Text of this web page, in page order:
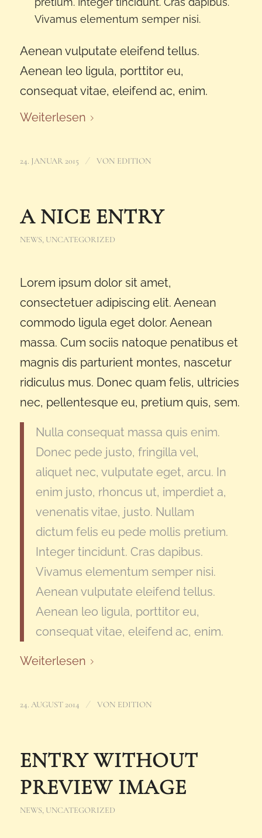
Vivamus elementum semper nisi.
Aenean vulputate eleifend tellus.
Aenean leo ligula, porttitor eu,
consequat vitae, eleifend ac, enim.
Weiterlesen
24. JANUAR 2015 / VON EDITION
A NICE ENTRY
NEWS, UNCATEGORIZED
Lorem ipsum dolor sit amet,
consectetuer adipiscing elit. Aenean
commodo ligula eget dolor. Aenean
massa. Cum sociis natoque penatibus et
magnis dis parturient montes, nascetur
ridiculus mus. Donec quam felis, ultricies
nec, pellentesque eu, pretium quis, sem.
Nulla consequat massa quis enim.
Donec pede justo, fringilla vel,
aliquet nec, vulputate eget, arcu. In
enim justo, rhoncus ut, imperdiet a,
venenatis vitae, justo. Nullam
dictum felis eu pede mollis pretium.
Integer tincidunt. Cras dapibus.
Vivamus elementum semper nisi.
Aenean vulputate eleifend tellus.
Aenean leo ligula, porttitor eu,
consequat vitae, eleifend ac, enim.
Weiterlesen
24. AUGUST 2014 / VON EDITION
ENTRY WITHOUT
PREVIEW IMAGE
NEWS, UNCATEGORIZED